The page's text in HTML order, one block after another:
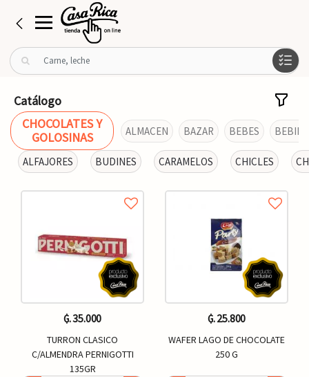
B
u
r
p
Catálogo
CHOCOLATES Y
GOLOSINAS
ALMACEN BAZAR BEBES
ALFAJORES BUDINES CARAMELOS CHICLES
₲. 35.000
TURRON CLASICO
C/ALMENDRA PERNIGOTTI
135GR
₲. 25.800
WAFER LAGO DE CHOCOLATE
250 G